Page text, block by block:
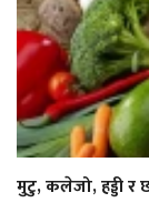
मुटु, कलेजो, हड्डी